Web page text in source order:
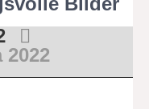
2022